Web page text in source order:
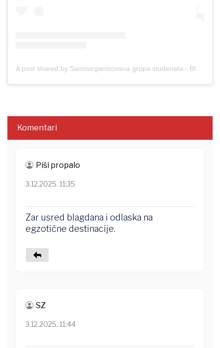
Komentari
Piši propalo
3.12.2025. 11:35
Zar usred blagdana i odlaska na
egzotične destinacije.
SZ
3.12.2025. 11:44